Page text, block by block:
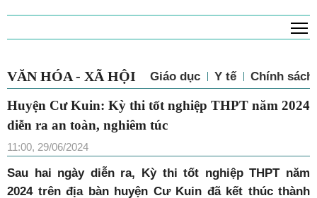
VĂN HÓA - XÃ HỘI Giáo dục Y tế Chính sách
Huyện Cư Kuin: Kỳ thi tốt nghiệp THPT năm 2024
diễn ra an toàn, nghiêm túc
11:00, 29/06/2024
Sau hai ngày diễn ra, Kỳ thi tốt nghiệp THPT năm
2024 trên địa bàn huyện Cư Kuin đã kết thúc thành